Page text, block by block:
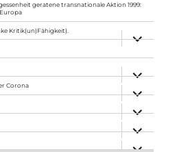
geratene transnationale Aktion 1999:
Kritik(un)Fähigkeit).
anzeigen
anzeigen
Corona
anzeigen
anzeigen
anzeigen